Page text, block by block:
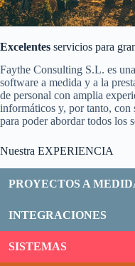
Excelentes servicios para
Faythe Consulting S.L. es
software a medida y a la
de personal con amplia
informáticos y, por tanto, con
para poder abordar todos los
Nuestra EXPERIENCIA
PROYECTOS A
INTEGRACIONES
SISTEMAS